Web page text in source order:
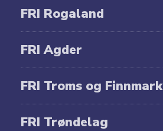
FRI Rogaland
FRI Agder
FRI Troms og Finnmark
FRI Trøndelag